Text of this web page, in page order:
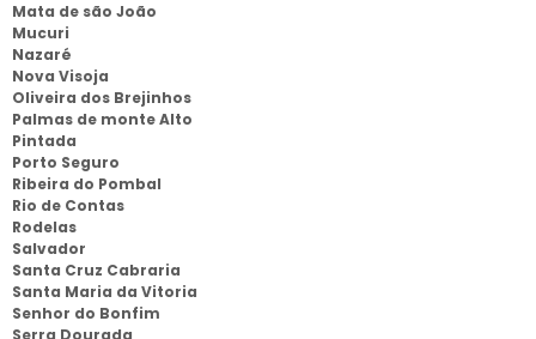
Mata de são João
Mucuri
Nazaré
Nova Visoja
Oliveira dos Brejinhos
Palmas de monte Alto
Pintada
Porto Seguro
Ribeira do Pombal
Rio de Contas
Rodelas
Salvador
Santa Cruz Cabraria
Santa Maria da Vitoria
Senhor do Bonfim
Serra Dourada